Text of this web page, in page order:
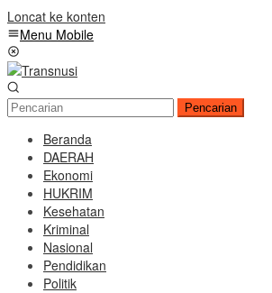
Loncat ke konten
Menu Mobile
Pencarian
Beranda
DAERAH
Ekonomi
HUKRIM
Kesehatan
Kriminal
Nasional
Pendidikan
Politik